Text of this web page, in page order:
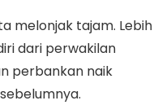
melonjak tajam. Lebih
dari perwakilan
perbankan naik